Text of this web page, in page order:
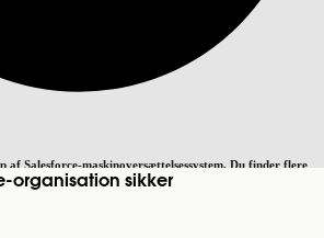
af Salesforce-maskinoversættelsessystem. Du finder flere
Ikke nu
organisation sikker